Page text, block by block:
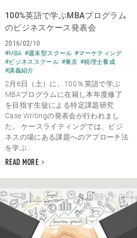
100%英語で学ぶMBAプログラム
のビジネスケース発表会
2016/02/10
#MBA #週末型スクール #マーケティング
#ビジネススクール #東京 #税理士養成
#講義紹介
2月6日（土）に、100％英語で学ぶ
MBAプログラムに在籍し本年度修了
を目指す生徒による特定課題研究
Case Writingの発表会が行われまし
た。 ケースライティングでは、ビジ
ネスの場にある課題へのアプローチ法
を学ぶ...
READ MORE